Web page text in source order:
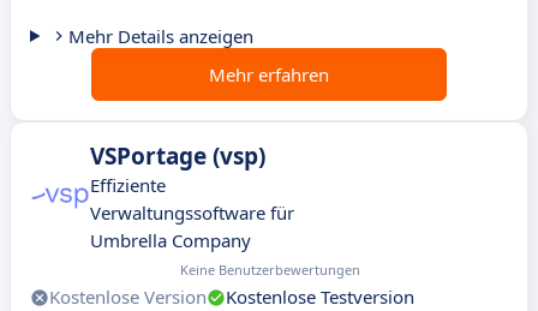
Mehr Details anzeigen
Mehr erfahren
VSPortage (vsp)
Effiziente
Verwaltungssoftware für
Umbrella Company
Keine Benutzerbewertungen
Kostenlose Version
Kostenlose Testversion